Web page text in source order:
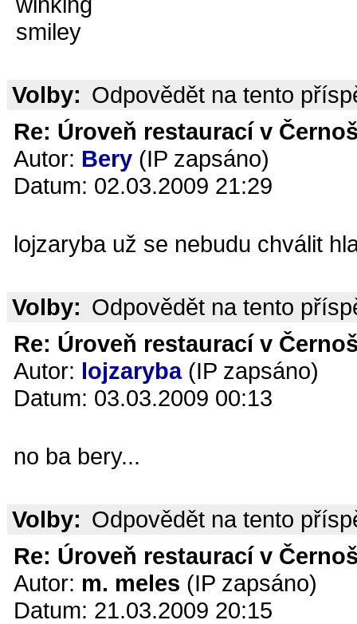
Volby: Odpovědět na tento
Re: Úroveň restaurací v
Autor: Bery (IP zapsáno)
Datum: 02.03.2009 21:29
lojzaryba už se nebudu chválit
Volby: Odpovědět na tento
Re: Úroveň restaurací v
Autor: lojzaryba(IP zapsáno)
Datum: 03.03.2009 00:13
no ba bery...
Volby: Odpovědět na tento
Re: Úroveň restaurací v
Autor: m. meles (IP zapsáno)
Datum: 21.03.2009 20:15